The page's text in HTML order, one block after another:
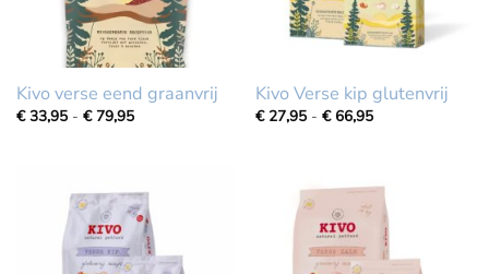
Kivo verse eend graanvrij
€33,95 - € 79,95Prijsklasse:
Kivo Verse kip glutenvrij
€ 27,95 - €66,95Prijsklasse:
66,95